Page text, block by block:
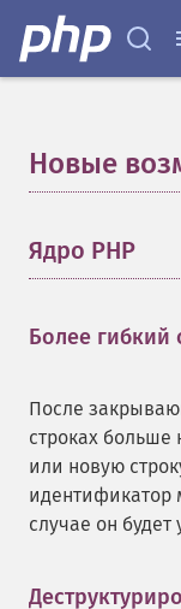
Новые
Ядро PHP
Более гибкий
После
строках больше
или новую
идентификатор
случае он будет